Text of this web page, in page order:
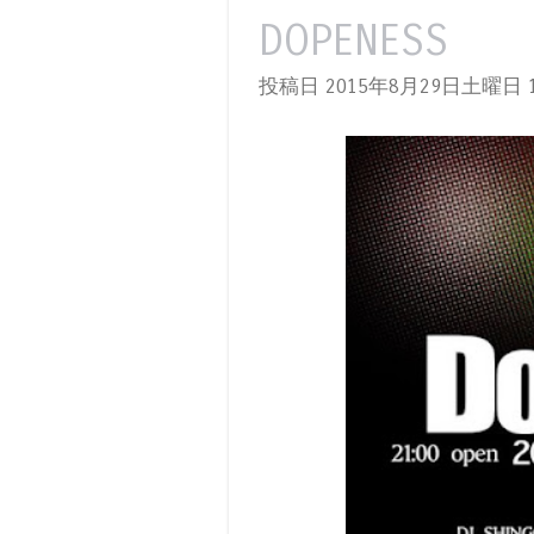
DOPENESS
投稿日 2015年8月29日土曜日